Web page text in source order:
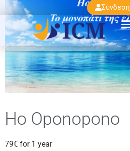
Σύνδεση
Ho Oponopono
79€ for 1 year